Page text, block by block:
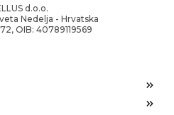
d.o.o.
Nedelja - Hrvatska
OIB: 40789119569